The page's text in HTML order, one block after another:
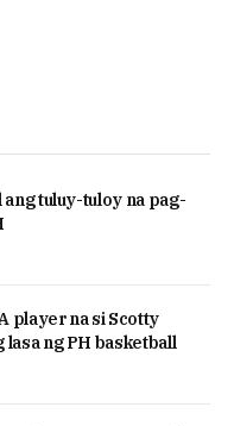
tuluy-tuloy na pag-
player na si Scotty
lasa ng PH basketball